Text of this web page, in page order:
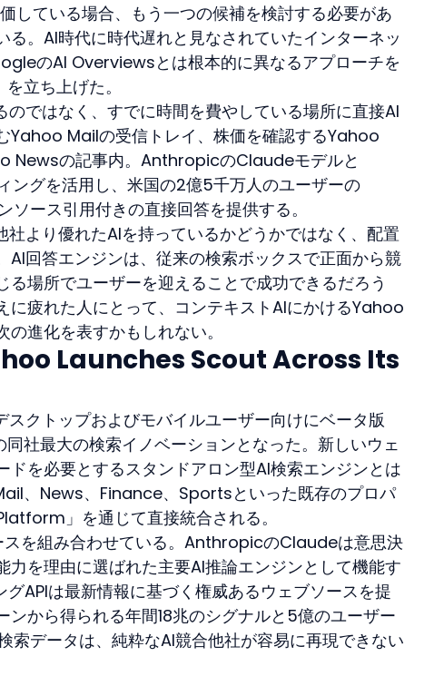
している場合、もう一つの候補を検討する必要があ
。AI時代に時代遅れと見なされていたインターネッ
のAI Overviewsとは根本的に異なるアプローチを
立ち上げた。
ではなく、すでに時間を費やしている場所に直接AI
Yahoo Mailの受信トレイ、株価を確認するYahoo
Newsの記事内。AnthropicのClaudeモデルと
グを活用し、米国の2億5千万人のユーザーの
ース引用付きの直接回答を提供する。
より優れたAIを持っているかどうかではなく、配置
AI回答エンジンは、従来の検索ボックスで正面から競
場所でユーザーを迎えることで成功できるだろう
に疲れた人にとって、コンテキストAIにかけるYahoo
進化を表すかもしれない。
Launches Scout Across Its
クトップおよびモバイルユーザー向けにベータ版
社最大の検索イノベーションとなった。新しいウェ
ドを必要とするスタンドアロン型AI検索エンジンとは
、News、Finance、Sportsといった既存のプロパ
」を通じて直接統合される。
スを組み合わせている。AnthropicのClaudeは意思決
力を理由に選ばれた主要AI推論エンジンとして機能す
APIは最新情報に基づく権威あるウェブソースを提
から得られる年間18兆のシグナルと5億のユーザー
索データは、純粋なAI競合他社が容易に再現できない